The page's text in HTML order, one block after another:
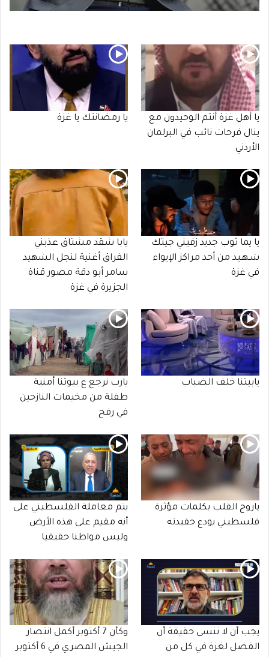
يا أهل غزة أنتم الوحيدون مع
ينال فرحات نائب في البرلمان
الأردني
يا رمضانتك يا غزة
يا يما ثوب جديد زفيني جيتك
شـهـيد من أحد مراكز الإيواء
في غزة
يابا شقد مشتاق عذبني
الفراق أغنية لنجل الشهيد
سامر أبو دقة مصور قناة
الجزيرة في غزة
يابيتنا خلف الضباب
يارب نرجع ع بيوتنا أمنية
طفلة من مخيمات النازحين
في رفح
ياروح القلب بكلمات مؤثرة
فلسطيني يودع حفيدته
يتم معاملة الفلسطيني على
أنه مقيم على هذه الأرض
وليس مواطنا حقيقيا
يجب أن لا ننسى حقيقة أن
الفضل لغزة في كل من
وكأن 7 أكتوبر أكمل انتصار
الجيش المصري في 6 أكتوبر